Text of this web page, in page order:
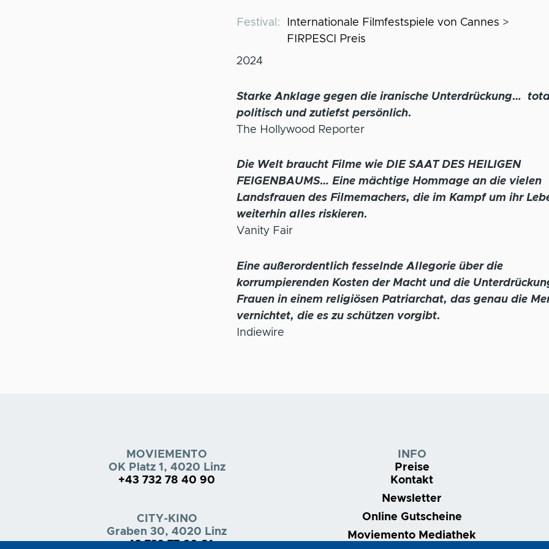
Festival
Internationale Filmfestspiele von Cannes
FIRPESCI Preis
2024
Starke Anklage gegen die iranische Unterdrückung…
politisch und zutiefst persönlich.
The Hollywood Reporter
Die Welt braucht Filme wie DIE SAAT DES HEILIGEN
FEIGENBAUMS… Eine mächtige Hommage an die vielen
Landsfrauen des Filmemachers, die im Kampf um ihr
weiterhin alles riskieren.
Vanity Fair
Eine außerordentlich fesselnde Allegorie über die
korrumpierenden Kosten der Macht und die
Frauen in einem religiösen Patriarchat, das genau die
vernichtet, die es zu schützen vorgibt.
Indiewire
MOVIEMENTO
OK Platz 1, 4020 Linz
+43 732 78 40 90
CITY-KINO
Graben 30, 4020 Linz
+43 732 77 60 81
INFO
Preise
Kontakt
Newsletter
Online Gutscheine
Moviemento Mediathek